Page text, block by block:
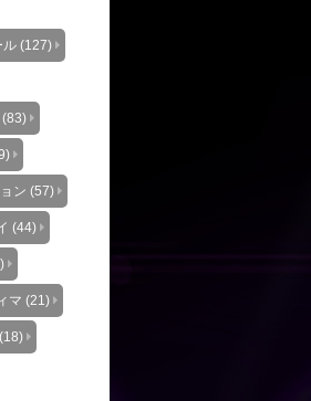
ル (127)
(83)
ン (57)
(44)
マ (21)